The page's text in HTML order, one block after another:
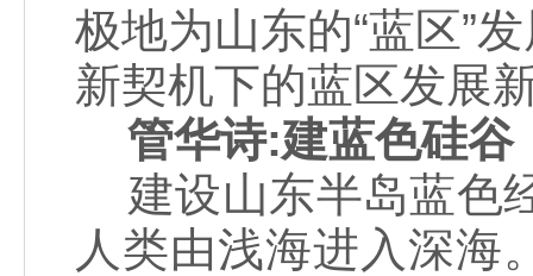
极地为山东的“蓝区”
新契机下的蓝区发展
管华诗:建蓝色硅谷
建设山东半岛蓝色
人类由浅海进入深海